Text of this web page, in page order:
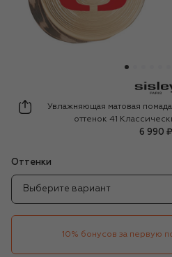
Sisley
Увлажняющая матовая
оттенок 41
6 990 ₽
Оттенки
Выберите вариант
10% бонусов за первую